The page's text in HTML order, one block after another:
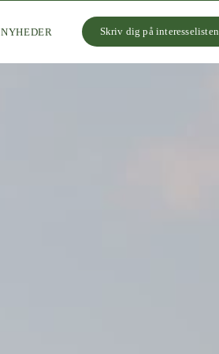
NYHEDER Skriv dig på interesselisten